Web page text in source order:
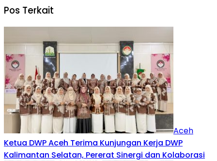
Pos Terkait
Aceh
Ketua DWP Aceh Terima Kunjungan Kerja DWP
Kalimantan Selatan, Pererat Sinergi dan Kolaborasi